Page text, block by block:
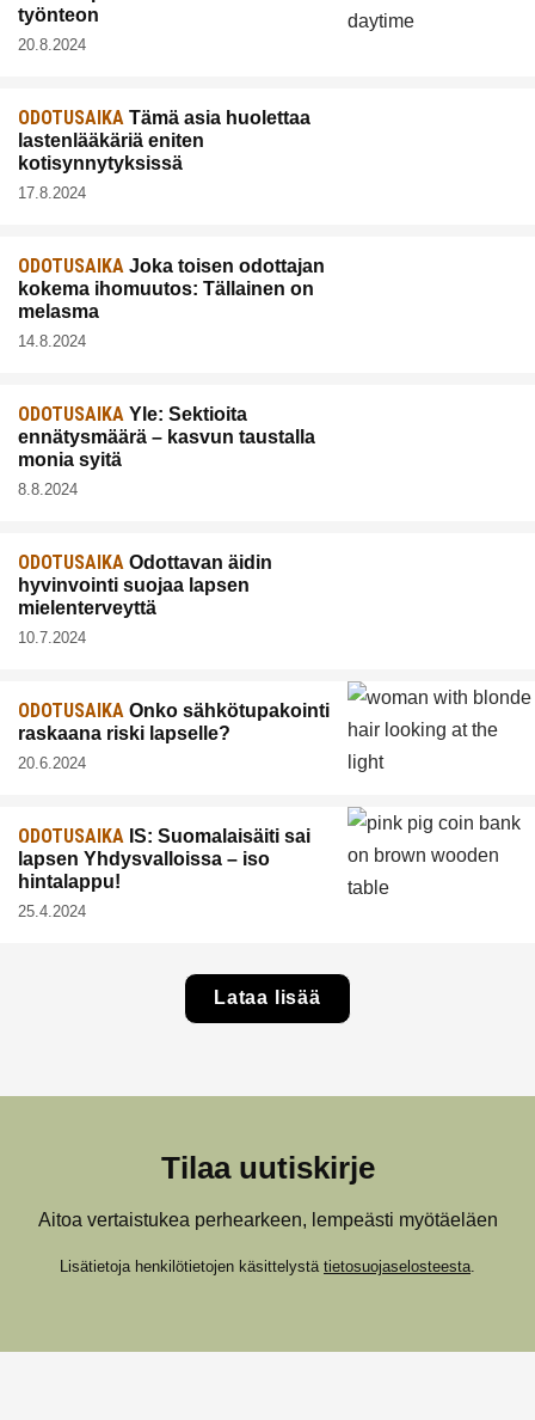
työnteon
20.8.2024
ODOTUSAIKA Tämä asia huolettaa
lastenlääkäriä eniten
kotisynnytyksissä
17.8.2024
ODOTUSAIKA Joka toisen odottajan
kokema ihomuutos: Tällainen on
melasma
14.8.2024
ODOTUSAIKA Yle: Sektioita
ennätysmäärä – kasvun taustalla
monia syitä
8.8.2024
ODOTUSAIKA Odottavan äidin
hyvinvointi suojaa lapsen
mielenterveyttä
10.7.2024
ODOTUSAIKA Onko sähkötupakointi
raskaana riski lapselle?
20.6.2024
ODOTUSAIKA IS: Suomalaisäiti sai
lapsen Yhdysvalloissa – iso
hintalappu!
25.4.2024
Lataa lisää
Tilaa uutiskirje
Aitoa vertaistukea perhearkeen, lempeästi myötäeläen
Lisätietoja henkilötietojen käsittelystä tietosuojaselosteesta.